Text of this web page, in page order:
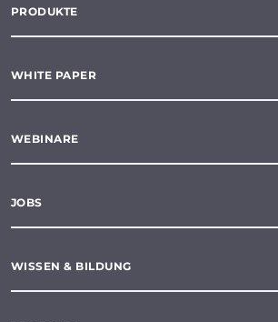
PRODUKTE
WHITE PAPER
WEBINARE
JOBS
WISSEN & BILDUNG